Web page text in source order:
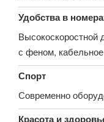
Удобства в
Высокоскоростной
с феном,
Спорт
Современно
Красота и